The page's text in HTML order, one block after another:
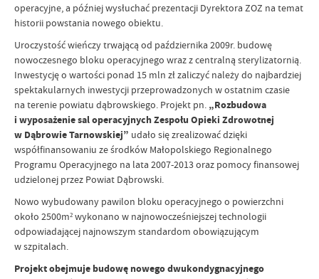
operacyjne, a później wysłuchać prezentacji Dyrektora ZOZ na temat
historii powstania nowego obiektu.
Uroczystość wieńczy trwającą od października 2009r. budowę
nowoczesnego bloku operacyjnego wraz z centralną sterylizatornią.
Inwestycję o wartości ponad 15 mln zł zaliczyć należy do najbardziej
spektakularnych inwestycji przeprowadzonych w ostatnim czasie
na terenie powiatu dąbrowskiego. Projekt pn. „Rozbudowa
i wyposażenie sal operacyjnych Zespołu Opieki Zdrowotnej
w Dąbrowie Tarnowskiej” udało się zrealizować dzięki
współfinansowaniu ze środków Małopolskiego Regionalnego
Programu Operacyjnego na lata 2007-2013 oraz pomocy finansowej
udzielonej przez Powiat Dąbrowski.
Nowo wybudowany pawilon bloku operacyjnego o powierzchni
około 2500m² wykonano w najnowocześniejszej technologii
odpowiadającej najnowszym standardom obowiązującym
w szpitalach.
Projekt obejmuje budowę nowego dwukondygnacyjnego